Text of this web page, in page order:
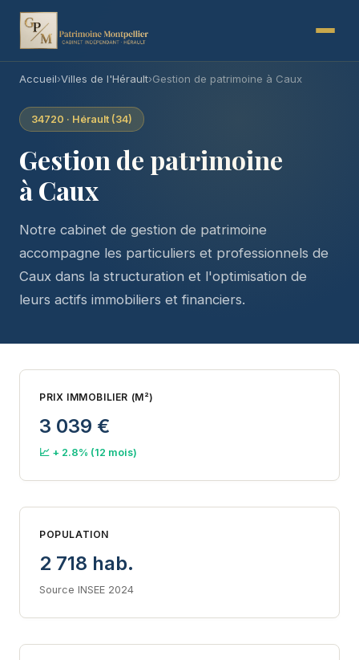
Accueil›Villes de l'Hérault›Gestion de patrimoine à Caux
34720 · Hérault (34)
Gestion de patrimoine
à Caux
Notre cabinet de gestion de patrimoine
accompagne les particuliers et professionnels de
Caux dans la structuration et l'optimisation de
leurs actifs immobiliers et financiers.
PRIX IMMOBILIER (M²)
3 039 €
📈 + 2.8% (12 mois)
POPULATION
2 718 hab.
Source INSEE 2024